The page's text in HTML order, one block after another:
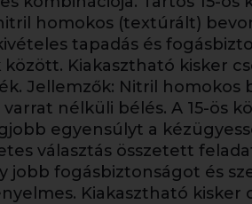
homokos (textúrált)
tapadás és
Kiakasztható kisker
Jellemzők: Nitril homokos
nélküli bélés. A 15-ös
egyensúlyt a
választás összetett
jobb fogásbiztonságot és
Kiakasztható kisker